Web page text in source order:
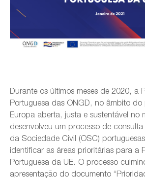
Durante os últimos meses de 2020, a
Portuguesa das ONGD, no âmbito do
Europa aberta, justa e sustentável no
desenvolveu um processo de
da Sociedade Civil (OSC)
identificar as áreas prioritárias para a
Portuguesa da UE. O processo
apresentação do documento